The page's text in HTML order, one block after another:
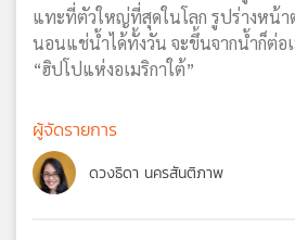
วิทยุ
เครือ
ข่าย
แทะที่ตัวใหญ่ที่สุดในโลก รูปร่างหน้า
นอนแช่น้ำได้ทั้งวัน จะขึ้นจากน้ำก็ต่อเ
“ฮิปโปแห่งอเมริกาใต้”
ผู้จัดรายการ
ดวงธิดา นครสันติภาพ